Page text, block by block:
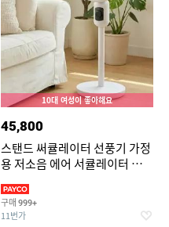
10대 여성이 좋아해요
45,800
스탠드 써큘레이터 선풍기 가정
용 저소음 에어 서큘레이터 공기
구매 999+
11번가